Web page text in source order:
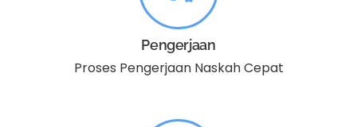
Pengerjaan
Proses Pengerjaan Naskah Cepat